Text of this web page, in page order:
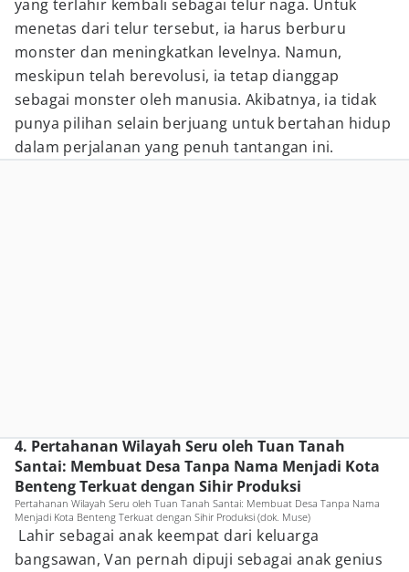
yang terlahir kembali sebagai telur naga. Untuk
menetas dari telur tersebut, ia harus berburu
monster dan meningkatkan levelnya. Namun,
meskipun telah berevolusi, ia tetap dianggap
sebagai monster oleh manusia. Akibatnya, ia tidak
punya pilihan selain berjuang untuk bertahan hidup
dalam perjalanan yang penuh tantangan ini.
4. Pertahanan Wilayah Seru oleh Tuan Tanah
Santai: Membuat Desa Tanpa Nama Menjadi Kota
Benteng Terkuat dengan Sihir Produksi
Pertahanan Wilayah Seru oleh Tuan Tanah Santai: Membuat Desa Tanpa Nama
Menjadi Kota Benteng Terkuat dengan Sihir Produksi (dok. Muse)
Lahir sebagai anak keempat dari keluarga
bangsawan, Van pernah dipuji sebagai anak genius